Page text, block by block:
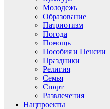
Молодежь
Образование
Патриотизм
Погода
Помощь
Пособия и Пенсии
Праздники
Религия
Семья
Спорт
Развлечения
Нацпроекты